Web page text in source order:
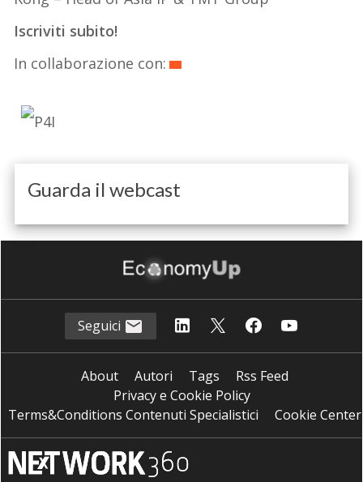
Iscriviti subito!
In collaborazione con:
Guarda il webcast
Seguici
About Autori Tags
Rss Feed
Privacy e Cookie Policy
Terms&Conditions Contenuti Specialistici
Cookie Center